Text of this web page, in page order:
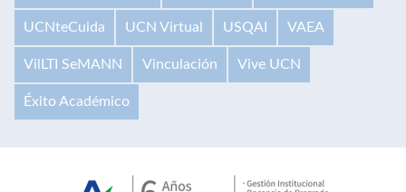
UCNteCuida UCN Virtual USQAI VAEA
VilLTI SeMANN Vinculación Vive UCN
Éxito Académico